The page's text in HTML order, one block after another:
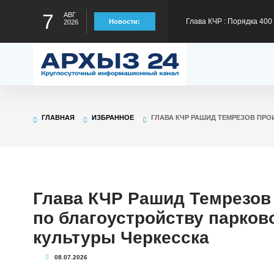
7
АВГ
2026
Новости:
300 тысяч рублей на
Глава КЧР Рашид
Малый Зеленчук на 42-м
ГЛАВНАЯ
ИЗБРАННОЕ ГЛАВА КЧР РАШИД ТЕМРЕЗОВ
Глава КЧР Рашид Темрезов
по благоустройству
культуры Черкесска
08.07.2026